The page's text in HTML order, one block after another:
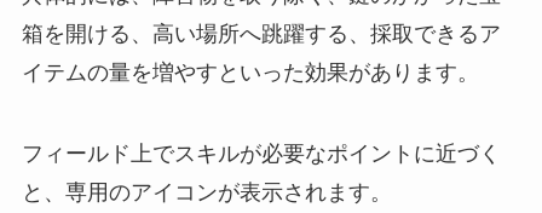
箱を開ける、高い場所へ跳躍する、採取できるア
イテムの量を増やすといった効果があります。
フィールド上でスキルが必要なポイントに近づく
と、専用のアイコンが表示されます。